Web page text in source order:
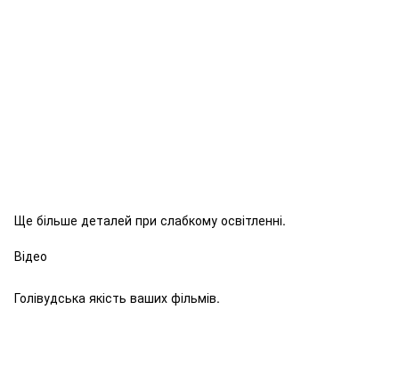
Ще більше деталей при слабкому освітленні.
Відео
Голівудська якість ваших фільмів.